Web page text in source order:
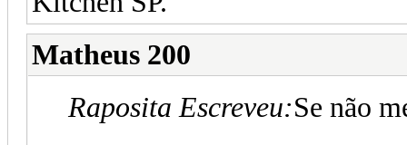
Matheus 200
Raposita Escreveu:Se não